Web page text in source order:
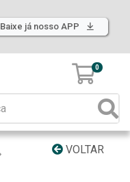
Baixe já nosso APP
0
VOLTAR